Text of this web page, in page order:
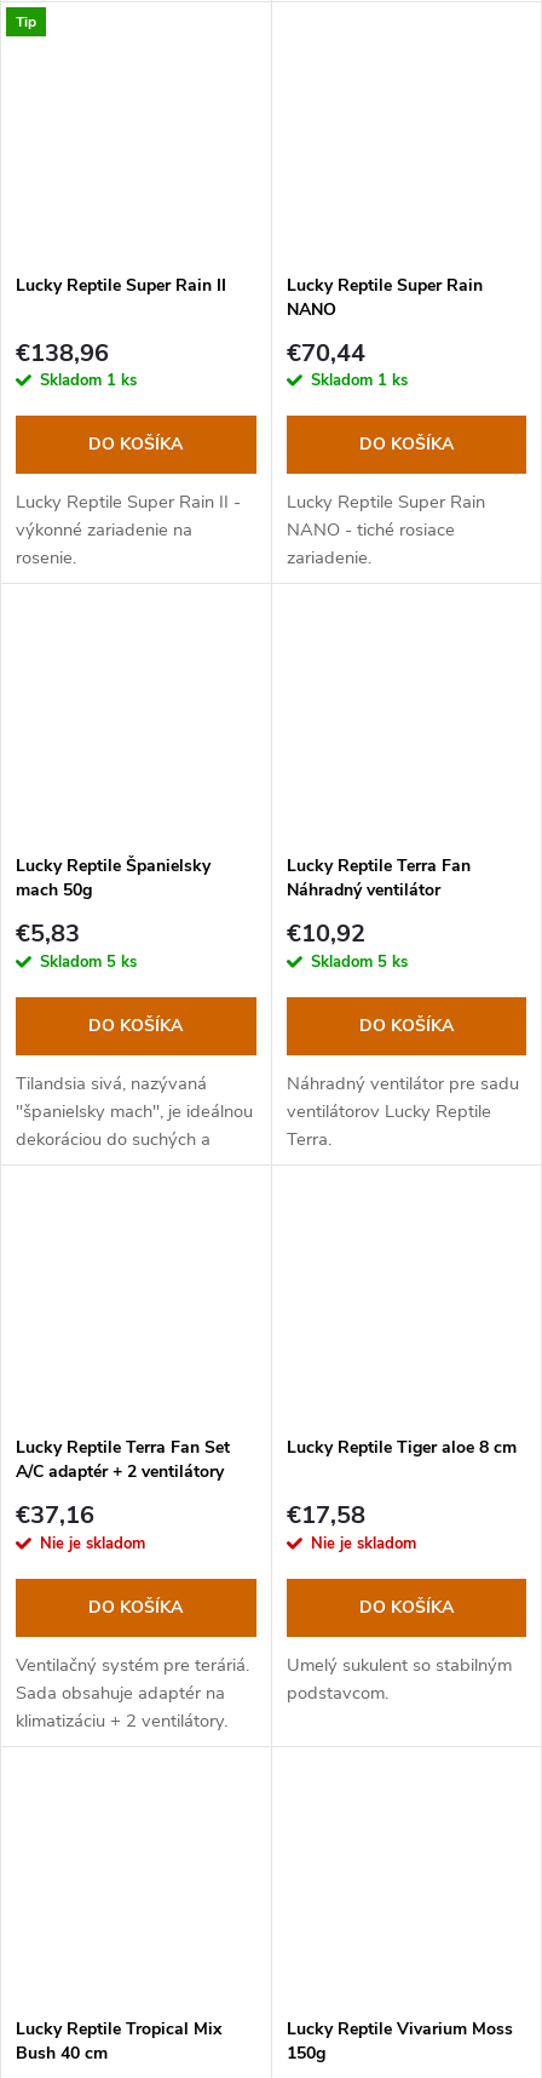
Tip
Lucky Reptile Super Rain II
€138,96
Skladom 1 ks
DO KOŠÍKA
Lucky Reptile Super Rain II -
výkonné zariadenie na
rosenie.
Lucky Reptile Super Rain
NANO
€70,44
Skladom 1 ks
DO KOŠÍKA
Lucky Reptile Super Rain
NANO - tiché rosiace
zariadenie.
Lucky Reptile Španielsky
mach 50g
€5,83
Skladom 5 ks
DO KOŠÍKA
Tilandsia sivá, nazývaná
"španielsky mach", je ideálnou
dekoráciou do suchých a
tropických terárií.
Lucky Reptile Terra Fan
Náhradný ventilátor
€10,92
Skladom 5 ks
DO KOŠÍKA
Náhradný ventilátor pre sadu
ventilátorov Lucky Reptile
Terra.
Lucky Reptile Terra Fan Set
A/C adaptér + 2 ventilátory
€37,16
Nie je skladom
DO KOŠÍKA
Ventilačný systém pre teráriá.
Sada obsahuje adaptér na
klimatizáciu + 2 ventilátory.
Lucky Reptile Tiger aloe 8 cm
€17,58
Nie je skladom
DO KOŠÍKA
Umelý sukulent so stabilným
podstavcom.
Lucky Reptile Tropical Mix
Bush 40 cm
Lucky Reptile Vivarium Moss
150g